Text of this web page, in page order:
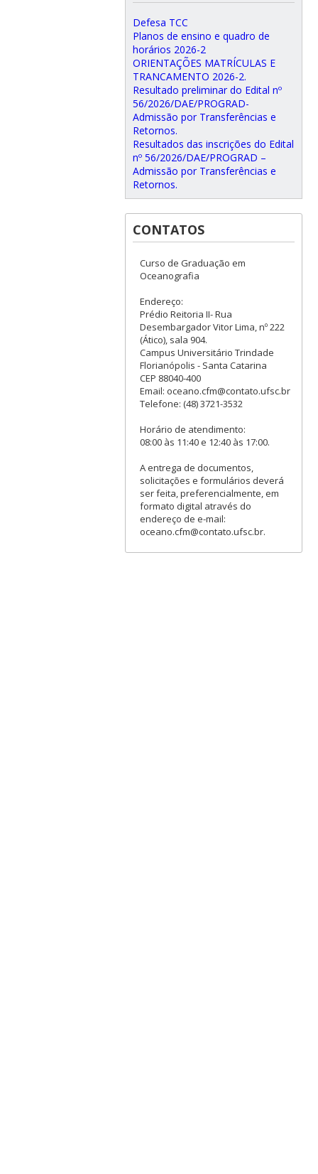
Defesa TCC
Planos de ensino e quadro de
horários 2026-2
ORIENTAÇÕES MATRÍCULAS E
TRANCAMENTO 2026-2.
Resultado preliminar do Edital nº
56/2026/DAE/PROGRAD-
Admissão por Transferências e
Retornos.
Resultados das inscrições do Edital
nº 56/2026/DAE/PROGRAD –
Admissão por Transferências e
Retornos.
CONTATOS
Curso de Graduação em
Oceanografia
Endereço:
Prédio Reitoria II- Rua
Desembargador Vitor Lima, nº 222
(Ático), sala 904.
Campus Universitário Trindade
Florianópolis - Santa Catarina
CEP 88040-400
Email: oceano.cfm@contato.ufsc.br
Telefone: (48) 3721-3532
Horário de atendimento:
08:00 às 11:40 e 12:40 às 17:00.
A entrega de documentos,
solicitações e formulários deverá
ser feita, preferencialmente, em
formato digital através do
endereço de e-mail:
oceano.cfm@contato.ufsc.br.